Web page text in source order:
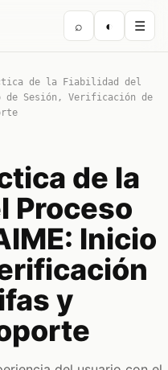
⌕ ◐ ☰
de la Fiabilidad del
de Sesión, Verificación de
de la
Proceso
Inicio
y